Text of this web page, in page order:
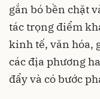
gắn bó bền chặt
tác trọng điểm
kinh tế, văn hóa,
các địa phương
đẩy và có bước